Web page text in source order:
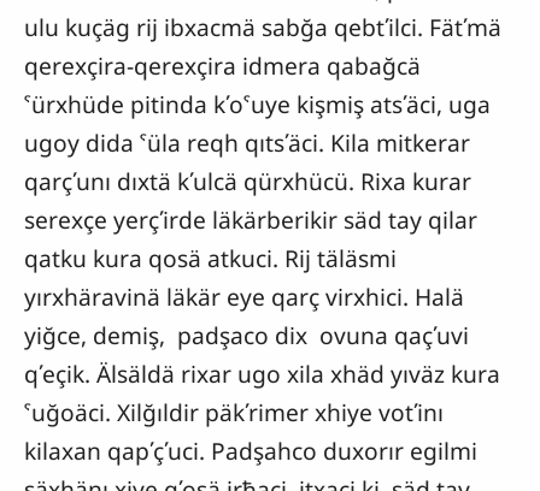
ulu kuçäg rij ibxacmä sabğa qebtʹilci. Fätʹmä
qerexçira-qerexçira idmera qabağcä
ˁürxhüde pitinda kʹoˁuye kişmiş atsʹäci, uga
ugoy dida ˁüla reqh qıtsʹäci. Kila mitkerar
qarçʹunı dıxtä kʹulcä qürxhücü. Rixa kurar
serexçe yerçʹirde läkärberikir säd tay qilar
qatku kura qosä atkuci. Rij täläsmi
yırxhäravinä läkär eye qarç virxhici. Halä
yiğce, demiş, padşaco dix ovuna qaçʹuvi
qʹeçik. Älsäldä rixar ugo xila xhäd yıväz kura
ˁuğoäci. Xilğıldir päkʹrimer xhiye votʹinı
kilaxan qapʹçʹuci. Padşahco duxorır egilmi